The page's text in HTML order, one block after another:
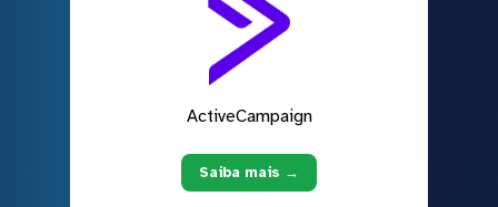
ActiveCampaign
Saiba mais →